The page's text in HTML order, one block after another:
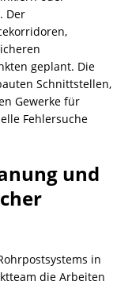
Der
geplant. Die
Schnittstellen,
Gewerke für
Fehlersuche
und
in
die Arbeiten